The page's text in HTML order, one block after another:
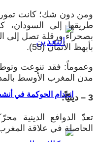
انعدام الحوكمة في
طريقها إلى السودان،
بصحراء ورقلة تصل إلى
بأبهظ الأثمان (55).
وعموماً: فقد تنوعت
مدن المغرب الأوسط
3 – دينيّاً:
تعدّ الدوافع الدينية
الحاصلة في علاقة